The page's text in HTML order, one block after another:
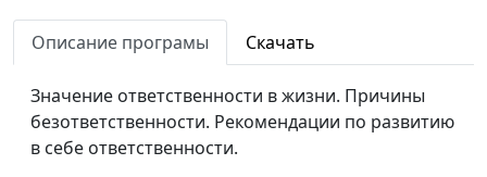
Описание програмы Скачать
Значение ответственности в жизни. Причины
безответственности. Рекомендации по развитию
в себе ответственности.
Кризис в Коринфе
(третья часть)
священнослужитель
Кризис в Коринфе
(вторая часть)
Панков Александр,
священнослужитель